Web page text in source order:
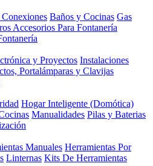
Baños y Cocinas Gas
Accesorios Para Fontanería
y Proyectos Instalaciones
Portalámparas y Clavijas
Hogar Inteligente (Domótica)
Manualidades Pilas y Baterias
Manuales Herramientas Por
Linternas Kits De Herramientas